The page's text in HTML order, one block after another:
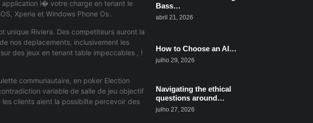
application i� votre charge en tenant le
Xperia et Windows Phone Os .
unique Riviera. Des competiteurs auront la
nos deplacements, inclusivement les
sur des jeux en tenant table impeccables , !
communautaire, en poker Election
variable de salle de jeu objectif
clients aient la possibilte percevoir des
Bass…
abril 21, 2026
How to Choose an AI…
julho 29, 2026
Navigating the ethical
questions around…
julho 27, 2026